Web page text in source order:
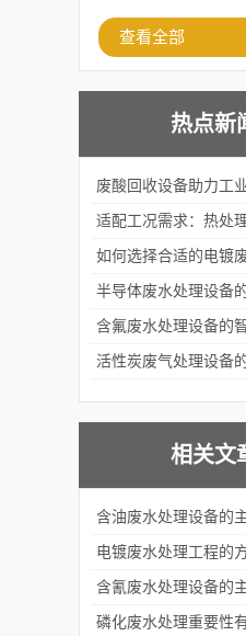
查看全部
热点新
活性炭废气处理设备
相关文
含油废水处理设备的
电镀废水处理工程的
磷化废水处理重要性